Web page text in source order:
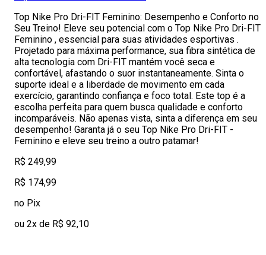
Top Nike Pro Dri-FIT Feminino: Desempenho e Conforto no
Seu Treino! Eleve seu potencial com o Top Nike Pro Dri-FIT
Feminino , essencial para suas atividades esportivas .
Projetado para máxima performance, sua fibra sintética de
alta tecnologia com Dri-FIT mantém você seca e
confortável, afastando o suor instantaneamente. Sinta o
suporte ideal e a liberdade de movimento em cada
exercício, garantindo confiança e foco total. Este top é a
escolha perfeita para quem busca qualidade e conforto
incomparáveis. Não apenas vista, sinta a diferença em seu
desempenho! Garanta já o seu Top Nike Pro Dri-FIT -
Feminino e eleve seu treino a outro patamar!
R$ 249,99
R$ 174,99
no Pix
ou 2x de R$ 92,10